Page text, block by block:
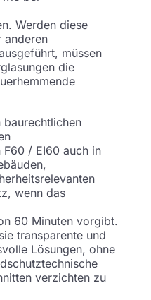
Werden diese
anderen
müssen
die
baurechtlichen
F60 / EI60 auch in
wenn das
60 Minuten vorgibt.
transparente und
Lösungen, ohne
verzichten zu